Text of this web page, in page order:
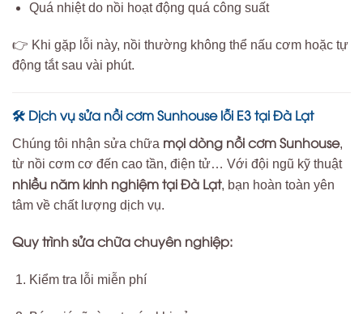
Quá nhiệt do nồi hoạt động quá công suất
👉 Khi gặp lỗi này, nồi thường không thể nấu cơm hoặc tự
động tắt sau vài phút.
🛠 Dịch vụ sửa nồi cơm Sunhouse lỗi E3 tại Đà Lạt
Chúng tôi nhận sửa chữa mọi dòng nồi cơm Sunhouse,
từ nồi cơm cơ đến cao tần, điện tử… Với đội ngũ kỹ thuật
nhiều năm kinh nghiệm tại Đà Lạt, bạn hoàn toàn yên
tâm về chất lượng dịch vụ.
Quy trình sửa chữa chuyên nghiệp:
Kiểm tra lỗi miễn phí